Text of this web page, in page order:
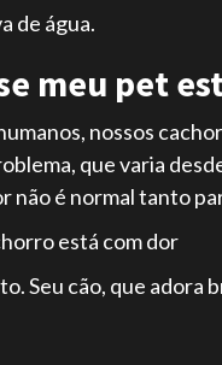
de água.
meu pet
nossos
que varia
não é normal tanto
está com dor
Seu cão, que adora